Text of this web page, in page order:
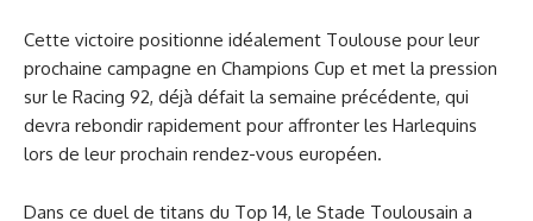
Cette victoire positionne idéalement Toulouse pour leur
prochaine campagne en Champions Cup et met la pression
sur le Racing 92, déjà défait la semaine précédente, qui
devra rebondir rapidement pour affronter les Harlequins
lors de leur prochain rendez-vous européen.
Dans ce duel de titans du Top 14, le Stade Toulousain a